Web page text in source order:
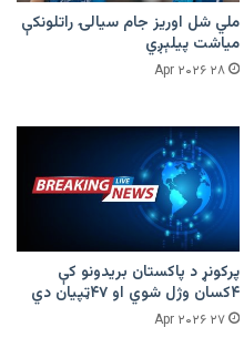
ملي شل اوریز جام سیالۍ راتلونکې
میاشت پیلېږي
۲۸ Apr ۲۰۲۶
پرکونړ د پاکستان بریدونو کې
۴کسان وژل شوي او ۴۷ټپیان دي
۲۷ Apr ۲۰۲۶